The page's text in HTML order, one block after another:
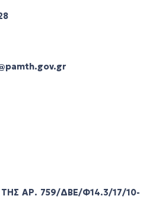
ΑΡ. 759/ΔΒΕ/Φ14.3/17/10-